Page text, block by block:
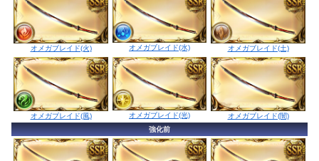
オメガブレイド(火) オメガブレイド(水) オメガブレイド(土)
オメガブレイド(風) オメガブレイド(光)
オメガブレイド(闇)
強化前